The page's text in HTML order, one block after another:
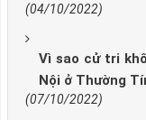
(04/10/2022)
Vì sao cử tri
Nội ở Thường
(07/10/2022)